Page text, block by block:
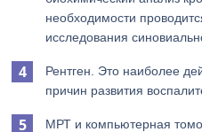
необходимости
исследования
Рентген. Это наиболее
причин развития
МРТ и компьютерная